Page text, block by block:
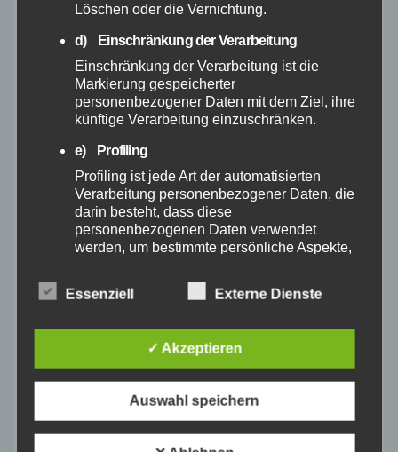
Januar 2025
Dezember 2024
November 2024
Oktober 2024
September 2024
August 2024
Juli 2024
Löschen oder die Vernichtung.
d) Einschränkung der Verarbeitung
Einschränkung der Verarbeitung ist die
Markierung gespeicherter
personenbezogener Daten mit dem Ziel, ihre
künftige Verarbeitung einzuschränken.
e) Profiling
Profiling ist jede Art der automatisierten
Verarbeitung personenbezogener Daten, die
darin besteht, dass diese
personenbezogenen Daten verwendet
werden, um bestimmte persönliche Aspekte,
zu bewerten, insbesondere, um Aspekte
bezüglich Arbeitsleistung, wirtschaftlicher
Aufenthaltsort oder Ortswechsel dieser
natürlichen Person zu analysieren oder
f) Pseudonymisierung
Pseudonymisierung ist die Verarbeitung
Essenziell Externe Dienste
✓ Akzeptieren
Auswahl speichern